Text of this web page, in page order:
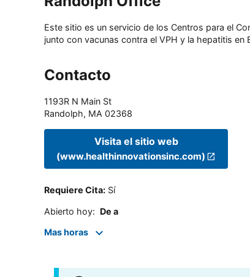
Este sitio es un servicio de los Centros para el
junto con vacunas contra el VPH y la hepatitis
Contacto
1193R N Main St
Randolph, MA 02368
Visita el sitio web
(www.healthinnovationsinc.com)
Requiere Cita: Sí
Abierto hoy: De a
Mas horas